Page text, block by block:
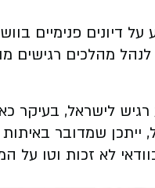
דיונים פנימיים
מהלכים רגישים
רגיש לישראל, בעיקר
ייתכן שמדובר
לא זכות וטו על